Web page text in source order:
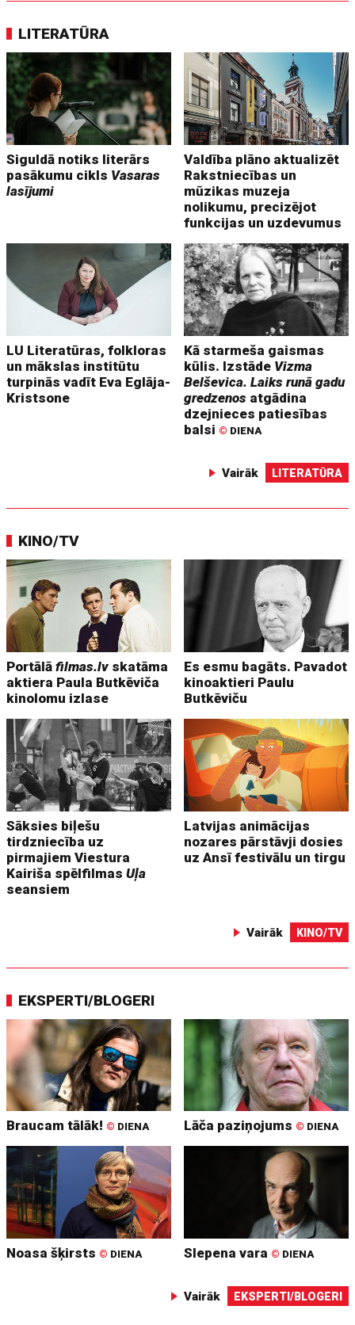
LITERATŪRA
Siguldā notiks literārs
pasākumu cikls Vasaras
lasījumi
Valdība plāno aktualizēt
Rakstniecības un
mūzikas muzeja
nolikumu, precizējot
funkcijas un uzdevumus
LU Literatūras, folkloras
un mākslas institūtu
turpinās vadīt Eva Eglāja-
Kristsone
Kā starmeša gaismas
kūlis. Izstāde Vizma
Belševica. Laiks runā gadu
gredzenos atgādina
dzejnieces patiesības
balsi © DIENA
Vairāk LITERATŪRA
KINO/TV
Portālāfilmas.lv skatāma
aktiera Paula Butkēviča
kinolomu izlase
Es esmu bagāts. Pavadot
kinoaktieri Paulu
Butkēviču
Sāksies biļešu
tirdzniecība uz
pirmajiem Viestura
Kairiša spēlfilmasUļa
seansiem
Latvijas animācijas
nozares pārstāvji dosies
uz Ansī festivālu un tirgu
Vairāk KINO/TV
EKSPERTI/BLOGERI
Braucam tālāk! © DIENA Lāča paziņojums © DIENA
Noasa šķirsts © DIENA Slepena vara © DIENA
Vairāk EKSPERTI/BLOGERI